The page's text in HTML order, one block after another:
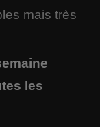
mais très
les